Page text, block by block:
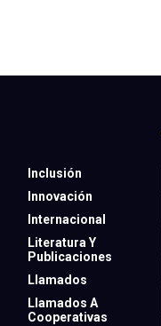
Inclusión
Innovación
Internacional
Literatura Y
Publicaciones
Llamados
Llamados A
Cooperativas